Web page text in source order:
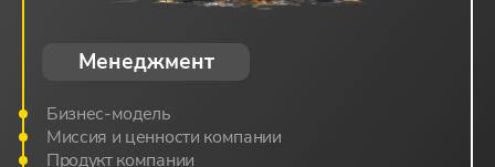
Менеджмент
Бизнес-модель
Миссия и ценности компании
Продукт компании